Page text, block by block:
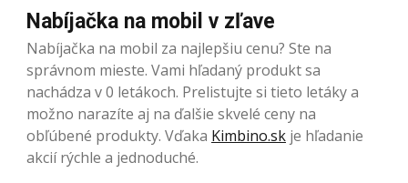
Nabíjačka na mobil v zľave
Nabíjačka na mobil za najlepšiu cenu? Ste na
správnom mieste. Vami hľadaný produkt sa
nachádza v 0 letákoch. Prelistujte si tieto letáky a
možno narazíte aj na ďalšie skvelé ceny na
obľúbené produkty. Vďaka Kimbino.sk je hľadanie
akcií rýchle a jednoduché.